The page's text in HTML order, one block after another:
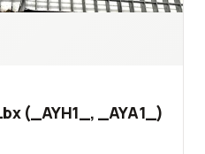
(_AYH1_, _AYA1_)